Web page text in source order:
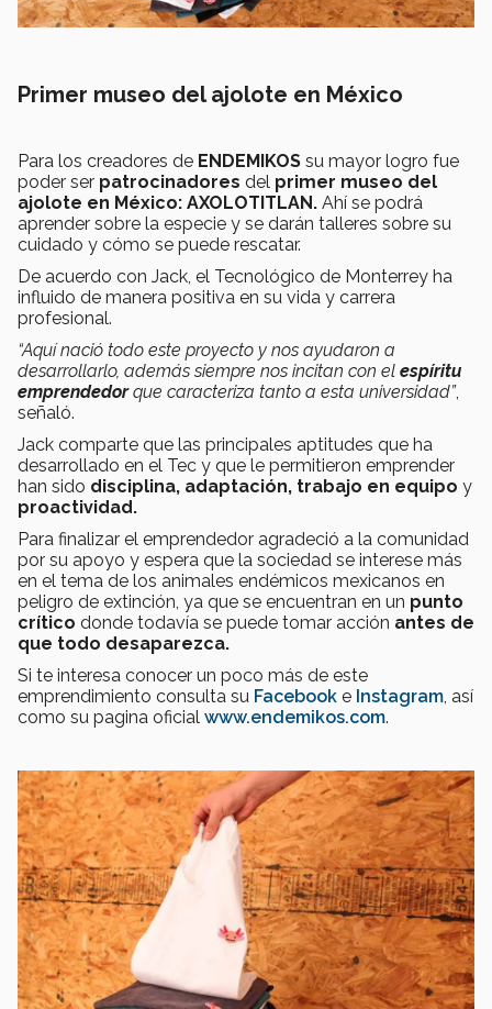
Primer museo del ajolote en México
Para los creadores de ENDEMIKOS su mayor logro fue
poder ser patrocinadores del primer museo del
ajolote en México: AXOLOTITLAN. Ahí se podrá
aprender sobre la especie y se darán talleres sobre su
cuidado y cómo se puede rescatar.
De acuerdo con Jack, el Tecnológico de Monterrey ha
influido de manera positiva en su vida y carrera
profesional.
“Aquí nació todo este proyecto y nos ayudaron a
desarrollarlo, además siempre nos incitan con el espíritu
emprendedorque caracteriza tanto a esta universidad”,
señaló.
Jack comparte que las principales aptitudes que ha
desarrollado en el Tec y que le permitieron emprender
han sido disciplina, adaptación, trabajo en equipo y
proactividad.
Para finalizar el emprendedor agradeció a la comunidad
por su apoyo y espera que la sociedad se interese más
en el tema de los animales endémicos mexicanos en
peligro de extinción, ya que se encuentran en un punto
crítico donde todavía se puede tomar acción antes de
que todo desaparezca.
Si te interesa conocer un poco más de este
emprendimiento consulta su Facebook e Instagram, así
como su pagina oficial www.endemikos.com.